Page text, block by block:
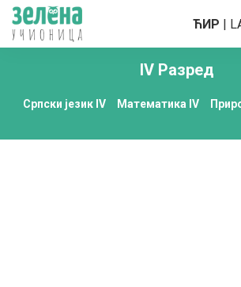
ЋИР |
IV Разред
Српски језик IV Математика IV